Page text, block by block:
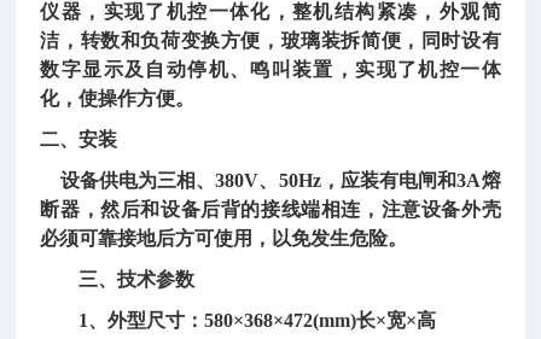
仪器，实现了机控一体化，整机结构紧凑，外观简
洁，转数和负荷变换方便，玻璃装拆简便，同时设有
数字显示及自动停机、鸣叫装置，实现了机控一体
化，使操作方便。
二、安装
设备供电为三相、380V、50Hz，应装有电闸和3A熔
断器，然后和设备后背的接线端相连，注意设备外壳
必须可靠接地后方可使用，以免发生危险。
三、技术参数
1、外型尺寸：580×368×472(mm)长×宽×高